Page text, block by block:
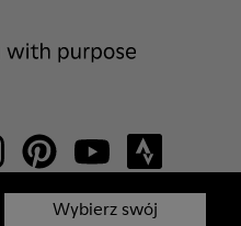
Wybierz swój